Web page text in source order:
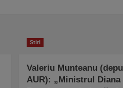
Stiri
Valeriu Munteanu
AUR): „Ministrul Diana